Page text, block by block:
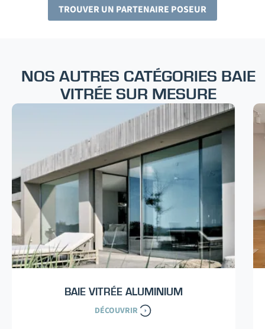
TROUVER UN PARTENAIRE POSEUR
NOS AUTRES CATÉGORIES BAIE
VITRÉE SUR MESURE
BAIE VITRÉE ALUMINIUM
DÉCOUVRIR